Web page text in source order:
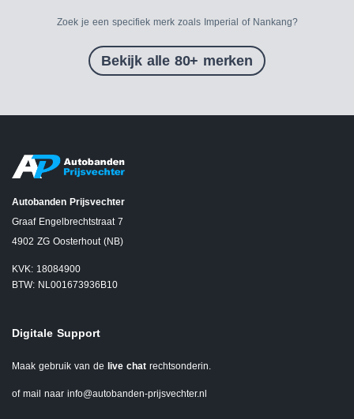
Zoek je een specifiek merk zoals Imperial of Nankang?
Bekijk alle 80+ merken
Autobanden Prijsvechter
Graaf Engelbrechtstraat 7
4902 ZG Oosterhout (NB)
KVK: 18084900
BTW: NL001673936B10
Digitale Support
Maak gebruik van de live chat rechtsonderin.
of mail naar info@autobanden-prijsvechter.nl